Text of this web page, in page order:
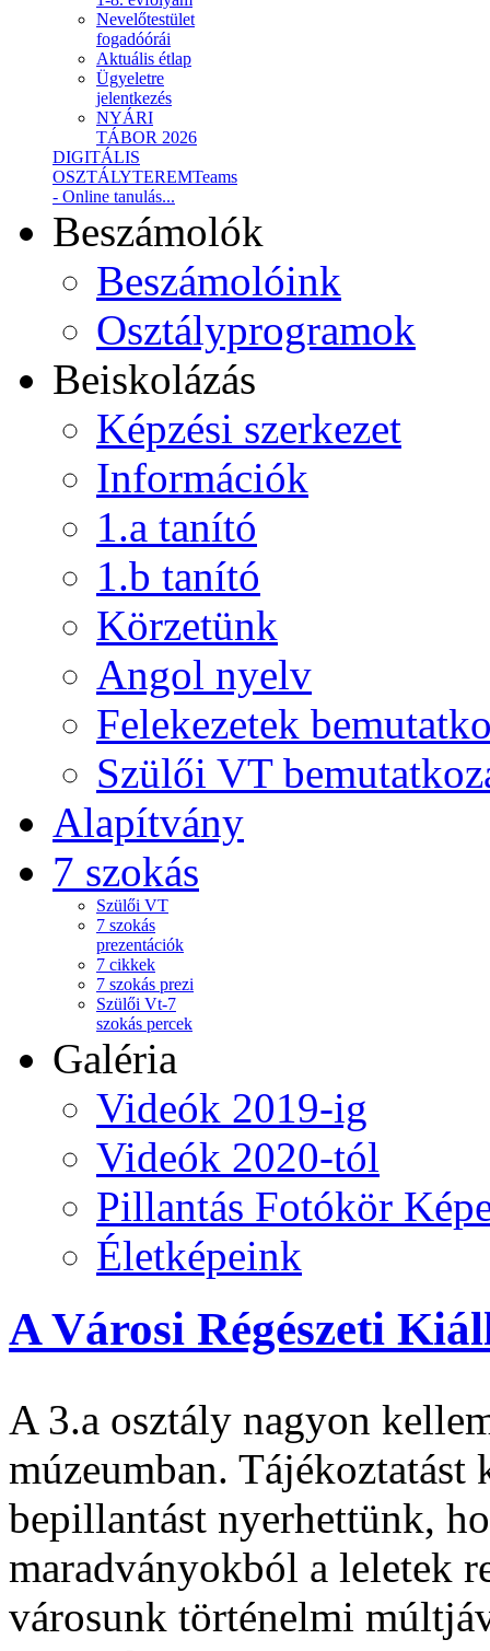
Nevelőtestület
fogadóórái
Aktuális étlap
Ügyeletre
jelentkezés
NYÁRI
TÁBOR 2026
DIGITÁLIS
OSZTÁLYTEREMTeams
- Online tanulás...
Beszámolók
Beszámolóink
Osztályprogramok
Beiskolázás
Képzési szerkezet
Információk
1.a tanító
1.b tanító
Körzetünk
Angol nyelv
Felekezetek
Szülői VT
Alapítvány
7 szokás
Szülői VT
7 szokás
prezentációk
7 cikkek
7 szokás prezi
Szülői Vt-7
szokás percek
Galéria
Videók 2019-ig
Videók 2020-tól
Pillantás Fotókör
Életképeink
A Városi Régészeti
A 3.a osztály nagyon
múzeumban.
bepillantást nyerhettünk,
maradványokból a leletek
városunk történelmi